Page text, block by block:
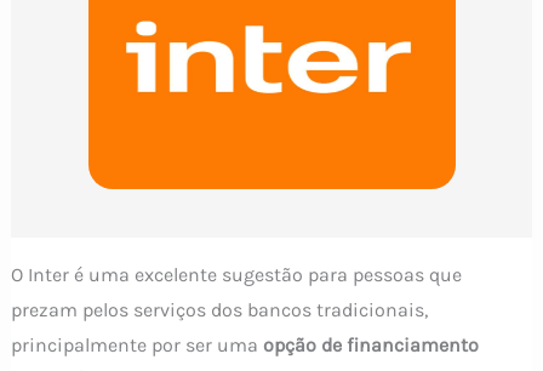
O Inter é uma excelente sugestão para pessoas que
prezam pelos serviços dos bancos tradicionais,
principalmente por ser uma opção de financiamento